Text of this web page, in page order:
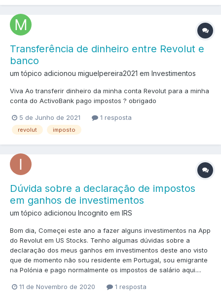
Transferência de dinheiro entre Revolut e
banco
um tópico adicionou miguelpereira2021 em Investimentos
Viva Ao transferir dinheiro da minha conta Revolut para a minha
conta do ActivoBank pago impostos ? obrigado
5 de Junho de 2021 1 resposta
revolut imposto
Dúvida sobre a declaração de impostos
em ganhos de investimentos
um tópico adicionou Incognito em IRS
Bom dia, Começei este ano a fazer alguns investimentos na App
do Revolut em US Stocks. Tenho algumas dúvidas sobre a
declaração dos meus ganhos em investimentos deste ano visto
que de momento não sou residente em Portugal, sou emigrante
na Polónia e pago normalmente os impostos de salário aqui....
11 de Novembro de 2020 1 resposta